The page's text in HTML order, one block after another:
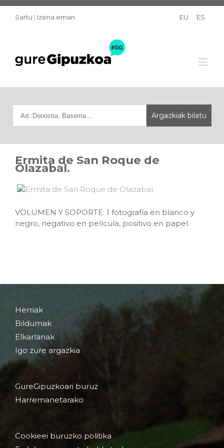
Sartu | Izena eman EU ES
Ermita de San Roque de
Olazabal.
VOLUMEN Y SOPORTE: 1 fotografía en blanco y
negro, negativo en película, positivo en papel
Herriak
Bildumak
Elkarlanak
Igo zure argazkia
GureGipuzkoari buruz
Harremanetarako
Cookieei buruzko politika